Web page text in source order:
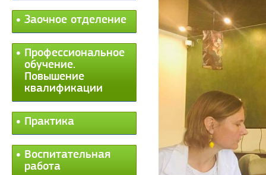
Заочное отделение
Профессиональное
обучение.
Повышение
квалификации
Практика
Воспитательная
работа